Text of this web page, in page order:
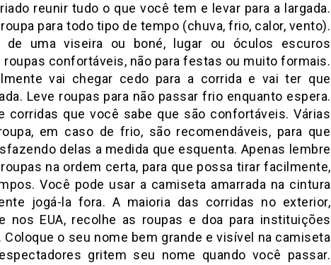
reunir tudo o que você tem e levar para a largada.
para todo tipo de tempo (chuva, frio, calor, vento).
de uma viseira ou boné, lugar ou óculos escuros
roupas confortáveis, não para festas ou muito formais.
vai chegar cedo para a corrida e vai ter que
Leve roupas para não passar frio enquanto espera.
corridas que você sabe que são confortáveis. Várias
em caso de frio, são recomendáveis, para que
delas a medida que esquenta. Apenas lembre
na ordem certa, para que possa tirar facilmente,
Você pode usar a camiseta amarrada na cintura
jogá-la fora. A maioria das corridas no exterior,
nos EUA, recolhe as roupas e doa para instituições
Coloque o seu nome bem grande e visível na camiseta
gritem seu nome quando você passar.